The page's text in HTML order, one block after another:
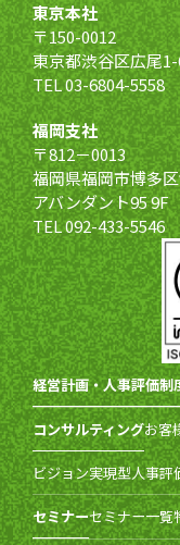
東京本社
〒150-0012
東京都渋谷区広尾
TEL 03-6804-5558
福岡支社
〒812－0013
福岡県福岡市博多
アバンダント95 9F
TEL 092-433-5546
経営計画・人事評価制
コンサルティングお客
ビジョン実現型人事
セミナーセミナー一覧